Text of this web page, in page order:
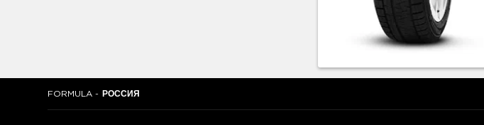
FORMULA - РОССИЯ